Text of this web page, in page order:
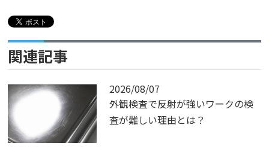
関連記事
2026/08/07
外観検査で反射が強いワークの検
査が難しい理由とは？